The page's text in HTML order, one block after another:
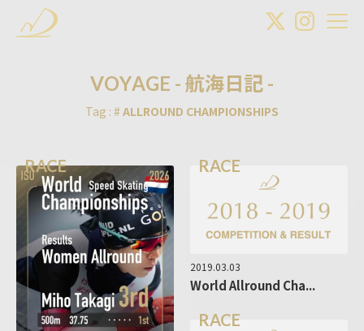
VOYAGE - 航海日記 -
Tag : #ALLROUND CHAMPIONSHIPS
RACE RACE
2019.03.03
World Allround Cha...
RACE